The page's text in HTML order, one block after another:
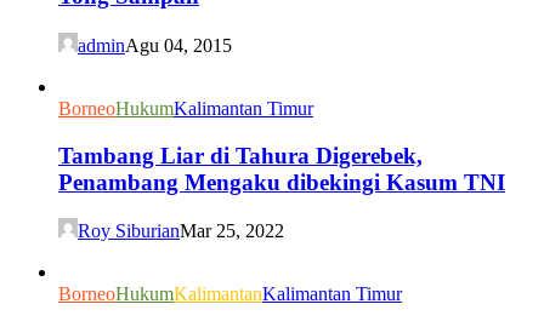
adminAgu 04, 2015
BorneoHukumKalimantan Timur
Tambang Liar di Tahura Digerebek,
Penambang Mengaku dibekingi Kasum TNI
Roy SiburianMar 25, 2022
BorneoHukumKalimantanKalimantan Timur